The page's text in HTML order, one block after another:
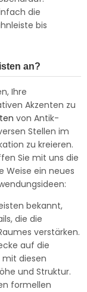
die
bis
an?
Ihre
Akzenten zu
von Antik-
Stellen im
zu kreieren.
Sie mit uns die
ein neues
bekannt,
die die
verstärken.
auf die
diesen
und Struktur.
formellen